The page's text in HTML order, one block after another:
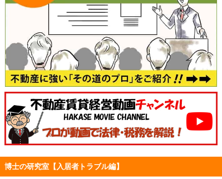
博士の研究室【入居者トラブル編】